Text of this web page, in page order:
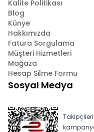
Kalite Politikası
Blog
Künye
Hakkımızda
Fatura Sorgulama
Müşteri Hizmetleri
Mağaza
Hesap Silme Formu
Sosyal Medya